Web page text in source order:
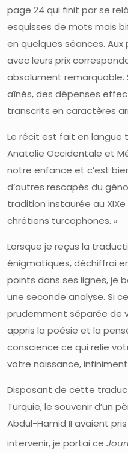
page 24 qui finit par se
esquisses de mots mais
en quelques séances.
avec leurs prix
absolument remarquable.
aînés, des dépenses
transcrits en caractères
Le récit est fait en langue
Anatolie Occidentale et
notre enfance et c’est
d’autres rescapés du
tradition instaurée au
chrétiens turcophones. »
Lorsque je reçus la
énigmatiques, déchiffrai
points dans ses lignes, je
une seconde analyse. Si
prudemment séparée de
appris la poésie et la
conscience ce qui relie
votre naissance,
Disposant de cette
Turquie, le souvenir d’un
Abdul-Hamid II avaient
intervenir, je portai ce